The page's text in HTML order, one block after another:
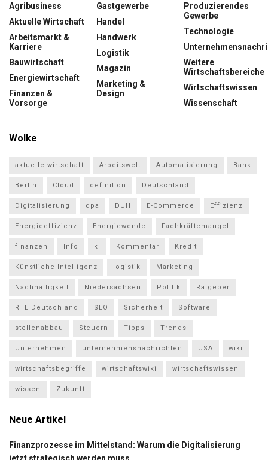
Agribusiness
Aktuelle Wirtschaft
Arbeitsmarkt &
Karriere
Bauwirtschaft
Energiewirtschaft
Finanzen &
Vorsorge
Gastgewerbe
Handel
Handwerk
Logistik
Magazin
Marketing &
Design
Produzierendes
Gewerbe
Technologie
Weitere
Wirtschaftsbereiche
Wirtschaftswissen
Wissenschaft
Wolke
aktuelle wirtschaft Arbeitswelt Automatisierung Bank
Berlin Cloud definition Deutschland
Digitalisierung dpa DUH E-Commerce Effizienz
Energieeffizienz Energiewende Fachkräftemangel
finanzen Info ki Kommentar Kredit
Künstliche Intelligenz logistik Marketing
Nachhaltigkeit Niedersachsen Politik Ratgeber
RTL Deutschland SEO Sicherheit Software
stellenabbau Steuern Tipps Trends
Unternehmen unternehmensnachrichten USA wiki
wirtschaftsbegriffe wirtschaftswiki wirtschaftswissen
wissen Zukunft
Neue Artikel
Finanzprozesse im Mittelstand: Warum die Digitalisierung
jetzt strategisch werden muss